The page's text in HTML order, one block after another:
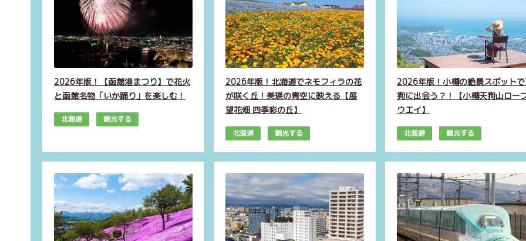
2026年版！【函館港まつり】で花火
と函館名物「いか踊り」を楽しむ！
北海道 観光する
2026年版！北海道でネモフィラの花
が咲く丘！美瑛の青空に映える【展
望花畑 四季彩の丘】
北海道 観光する
2026年版！小樽の絶景スポット
狗に出会う？！【小樽天狗山ロー
ウエイ】
北海道 観光する